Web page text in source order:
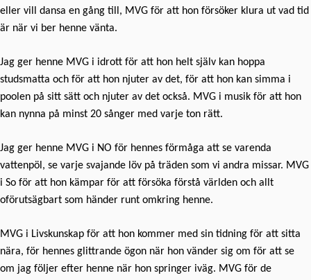
eller vill dansa en gång till, MVG för att hon försöker klura ut vad tid
är när vi ber henne vänta.
Jag ger henne MVG i idrott för att hon helt själv kan hoppa
studsmatta och för att hon njuter av det, för att hon kan simma i
poolen på sitt sätt och njuter av det också. MVG i musik för att hon
kan nynna på minst 20 sånger med varje ton rätt.
Jag ger henne MVG i NO för hennes förmåga att se varenda
vattenpöl, se varje svajande löv på träden som vi andra missar. MVG
i So för att hon kämpar för att försöka förstå världen och allt
oförutsägbart som händer runt omkring henne.
MVG i Livskunskap för att hon kommer med sin tidning för att sitta
nära, för hennes glittrande ögon när hon vänder sig om för att se
om jag följer efter henne när hon springer iväg. MVG för de